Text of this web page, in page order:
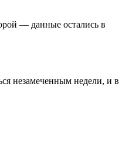
— данные остались в
незамеченным недели, и в